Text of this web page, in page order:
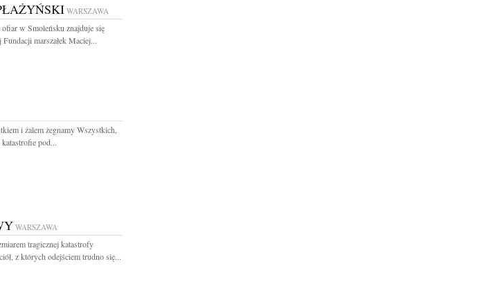
WARSZAWA
ofiar w Smoleńsku znajduje się
Fundacji marszałek Maciej...
i żalem żegnamy Wszystkich,
pod...
WARSZAWA
tragicznej katastrofy
z których odejściem trudno się...